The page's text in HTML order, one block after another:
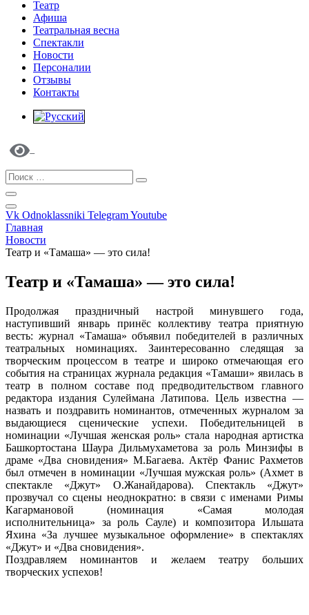
Театр
Афиша
Театральная весна
Спектакли
Новости
Персоналии
Отзывы
Контакты
Vk Odnoklassniki TelegramYoutube
Главная
Новости
Театр и «Тамаша» — это сила!
Театр и «Тамаша» — это сила!
Продолжая праздничный настрой минувшего года,
наступивший январь принёс коллективу театра приятную
весть: журнал «Тамаша» объявил победителей в различных
театральных номинациях. Заинтересованно следящая за
творческим процессом в театре и широко отмечающая его
события на страницах журнала редакция «Тамаши» явилась в
театр в полном составе под предводительством главного
редактора издания Сулеймана Латипова. Цель известна —
назвать и поздравить номинантов, отмеченных журналом за
выдающиеся сценические успехи. Победительницей в
номинации «Лучшая женская роль» стала народная артистка
Башкортостана Шаура Дильмухаметова за роль Минзифы в
драме «Два сновидения» М.Багаева. Актёр Фанис Рахметов
был отмечен в номинации «Лучшая мужская роль» (Ахмет в
спектакле «Джут» О.Жанайдарова). Спектакль «Джут»
прозвучал со сцены неоднократно: в связи с именами Римы
Кагармановой (номинация «Самая молодая
исполнительница» за роль Сауле) и композитора Ильшата
Яхина «За лучшее музыкальное оформление» в спектаклях
«Джут» и «Два сновидения».
Поздравляем номинантов и желаем театру больших
творческих успехов!